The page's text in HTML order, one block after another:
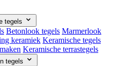
tegels
Betonlook tegels Marmerlook
keramiek Keramische tegels
Keramische terrastegels
tegels